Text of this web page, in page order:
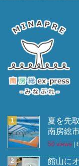
夏を先
南房総
50 views |
館山に